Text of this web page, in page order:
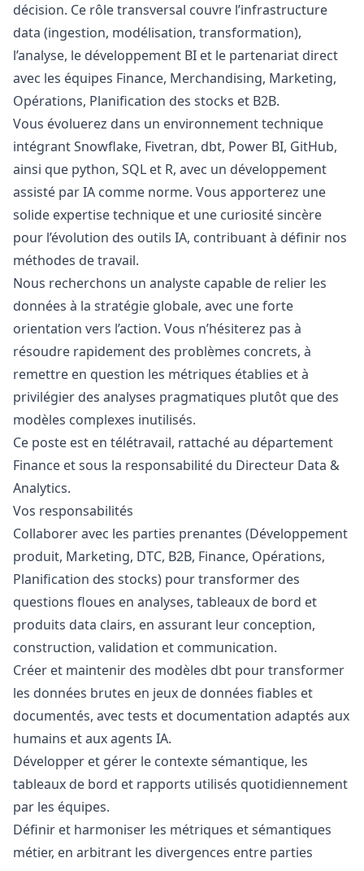
décision. Ce rôle transversal couvre l’infrastructure
data (ingestion, modélisation, transformation),
l’analyse, le développement BI et le partenariat direct
avec les équipes Finance, Merchandising, Marketing,
Opérations, Planification des stocks et B2B.
Vous évoluerez dans un environnement technique
intégrant Snowflake, Fivetran, dbt, Power BI, GitHub,
ainsi que python, SQL et R, avec un développement
assisté par IA comme norme. Vous apporterez une
solide expertise technique et une curiosité sincère
pour l’évolution des outils IA, contribuant à définir nos
méthodes de travail.
Nous recherchons un analyste capable de relier les
données à la stratégie globale, avec une forte
orientation vers l’action. Vous n’hésiterez pas à
résoudre rapidement des problèmes concrets, à
remettre en question les métriques établies et à
privilégier des analyses pragmatiques plutôt que des
modèles complexes inutilisés.
Ce poste est en télétravail, rattaché au département
Finance et sous la responsabilité du Directeur Data &
Analytics.
Vos responsabilités
Collaborer avec les parties prenantes (Développement
produit, Marketing, DTC, B2B, Finance, Opérations,
Planification des stocks) pour transformer des
questions floues en analyses, tableaux de bord et
produits data clairs, en assurant leur conception,
construction, validation et communication.
Créer et maintenir des modèles dbt pour transformer
les données brutes en jeux de données fiables et
documentés, avec tests et documentation adaptés aux
humains et aux agents IA.
Développer et gérer le contexte sémantique, les
tableaux de bord et rapports utilisés quotidiennement
par les équipes.
Définir et harmoniser les métriques et sémantiques
métier, en arbitrant les divergences entre parties